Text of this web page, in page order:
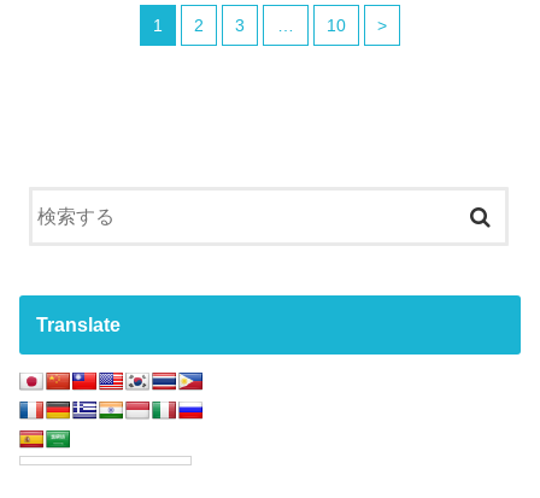
1 2 3 10 >
Translate